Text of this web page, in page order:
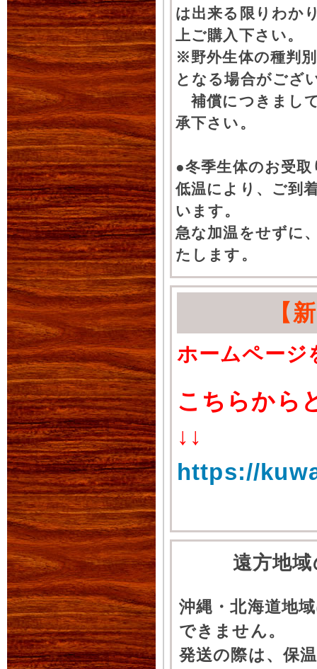
は出来る限りわか
上ご購入下さい。
※野外生体の種判
となる場合がござ
補償につきまし
承下さい。
●冬季生体のお受
低温により、ご到
います。
急な加温をせずに
たします。
【
ホームページ
こちらから
↓↓
https://
遠方地
沖縄・北海道地
できません。
発送の際は、保